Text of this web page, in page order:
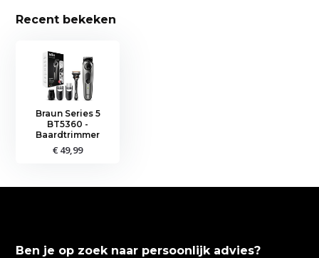
Recent bekeken
Braun Series 5
BT5360 -
Baardtrimmer
€ 49,99
Ben je op zoek naar persoonlijk advies?